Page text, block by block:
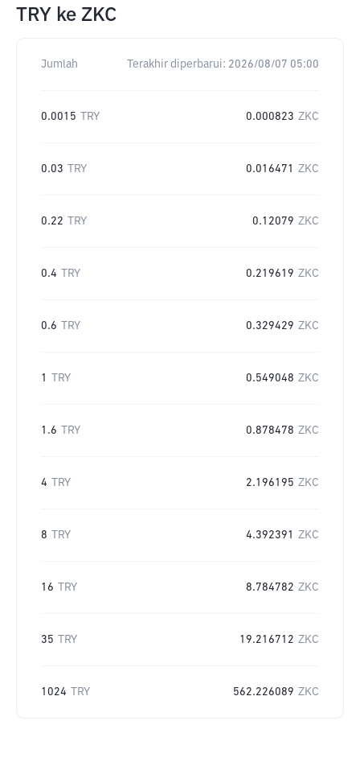
TRY ke ZKC
Jumlah Terakhir diperbarui: 2026/08/07 05:00
0.0015 TRY 0.000823 ZKC
0.03 TRY 0.016471 ZKC
0.22 TRY 0.12079 ZKC
0.4 TRY 0.219619 ZKC
0.6 TRY 0.329429 ZKC
1 TRY 0.549048 ZKC
1.6 TRY 0.878478 ZKC
4 TRY 2.196195 ZKC
8 TRY 4.392391 ZKC
16 TRY 8.784782 ZKC
35 TRY 19.216712 ZKC
1024 TRY 562.226089 ZKC